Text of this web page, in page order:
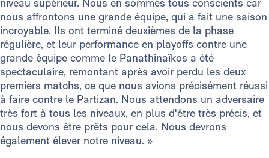
niveau supérieur. Nous en sommes tous conscients car
nous affrontons une grande équipe, qui a fait une saison
incroyable. Ils ont terminé deuxièmes de la phase
régulière, et leur performance en playoffs contre une
grande équipe comme le Panathinaïkos a été
spectaculaire, remontant après avoir perdu les deux
premiers matchs, ce que nous avions précisément réussi
à faire contre le Partizan. Nous attendons un adversaire
très fort à tous les niveaux, en plus d'être très précis, et
nous devons être prêts pour cela. Nous devrons
également élever notre niveau. »